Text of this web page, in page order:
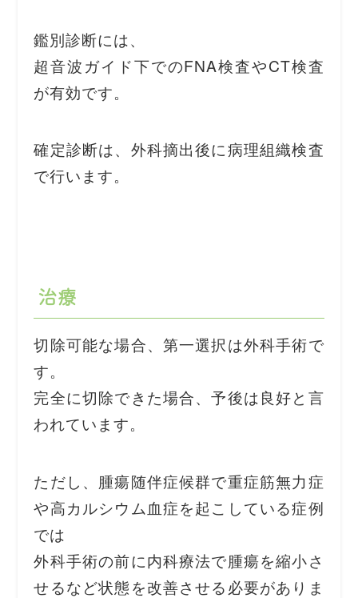
鑑別診断には、
超音波ガイド下でのFNA検査やCT検査
が有効です。
確定診断は、外科摘出後に病理組織検査
で行います。
治療
切除可能な場合、第一選択は外科手術で
す。
完全に切除できた場合、予後は良好と言
われています。
ただし、腫瘍随伴症候群で重症筋無力症
や高カルシウム血症を起こしている症例
では
外科手術の前に内科療法で腫瘍を縮小さ
せるなど状態を改善させる必要がありま